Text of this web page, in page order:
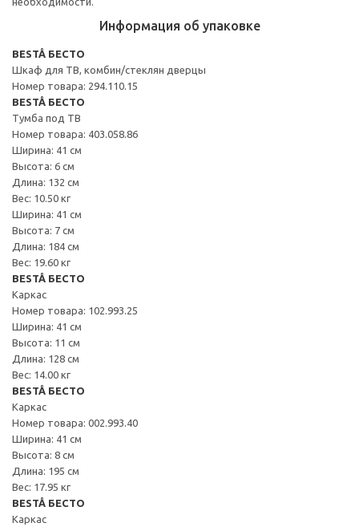
Информация об упаковке
BESTÅ БЕСТО
Шкаф для ТВ, комбин/стеклян дверцы
Номер товара: 294.110.15
BESTÅ БЕСТО
Тумба под ТВ
Номер товара: 403.058.86
Ширина: 41 см
Высота: 6 см
Длина: 132 см
Вес: 10.50 кг
Ширина: 41 см
Высота: 7 см
Длина: 184 см
Вес: 19.60 кг
BESTÅ БЕСТО
Каркас
Номер товара: 102.993.25
Ширина: 41 см
Высота: 11 см
Длина: 128 см
Вес: 14.00 кг
BESTÅ БЕСТО
Каркас
Номер товара: 002.993.40
Ширина: 41 см
Высота: 8 см
Длина: 195 см
Вес: 17.95 кг
BESTÅ БЕСТО
Каркас